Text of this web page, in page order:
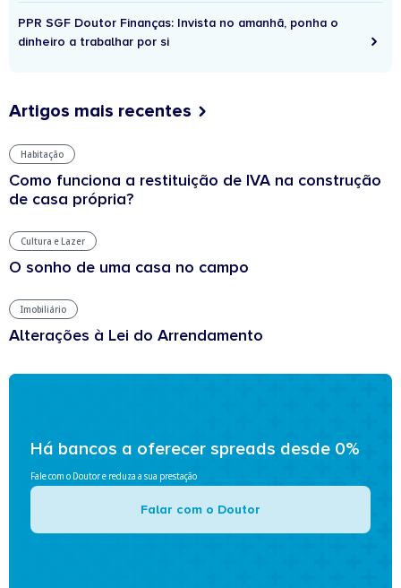
PPR SGF Doutor Finanças: Invista no amanhã, ponha o
dinheiro a trabalhar por si
Artigos mais recentes
Habitação
Como funciona a restituição de IVA na construção
de casa própria?
Cultura e Lazer
O sonho de uma casa no campo
Imobiliário
Alterações à Lei do Arrendamento
Há bancos a oferecer spreads desde 0%
Fale com o Doutor e reduza a sua prestação
Falar com o Doutor